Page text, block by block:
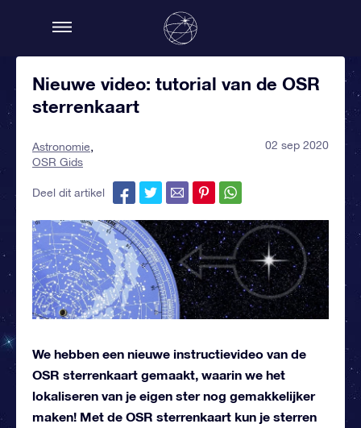
Nieuwe video: tutorial van de OSR
sterrenkaart
Astronomie
OSR Gids
02 sep 2020
Deel dit artikel
We hebben een nieuwe instructievideo van de
OSR sterrenkaart gemaakt, waarin we het
lokaliseren van je eigen ster nog gemakkelijker
maken! Met de OSR sterrenkaart kun je sterren